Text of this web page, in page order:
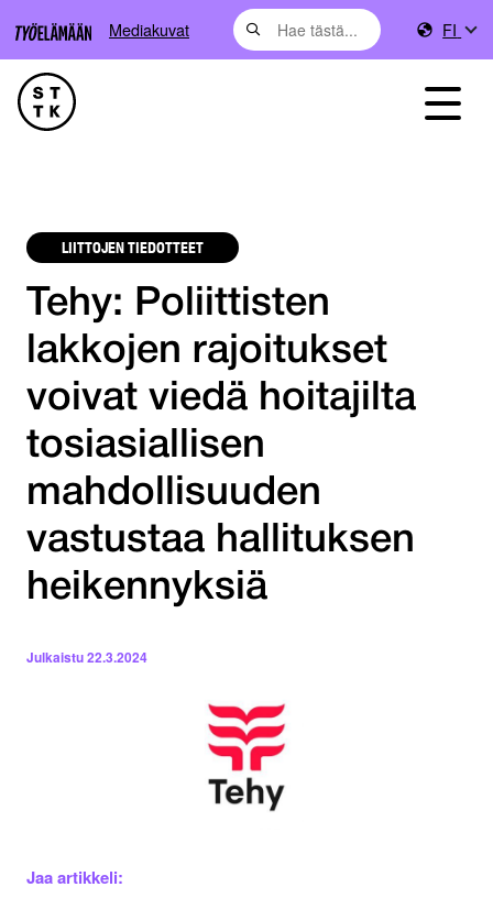
Mediakuvat FI
LIITTOJEN TIEDOTTEET
Tehy: Poliittisten
lakkojen rajoitukset
voivat viedä hoitajilta
tosiasiallisen
mahdollisuuden
vastustaa hallituksen
heikennyksiä
Julkaistu22.3.2024
Jaa artikkeli: